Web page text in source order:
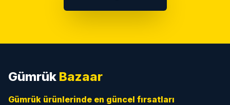
Gümrük Bazaar
Gümrük ürünlerinde en güncel fırsatları